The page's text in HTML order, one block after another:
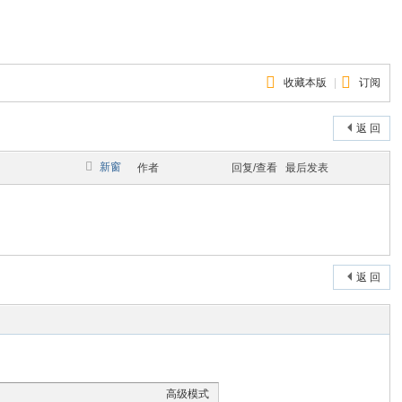
收藏本版 订阅
返 回
新窗 作者 回复/查看 最后发表
返 回
高级模式